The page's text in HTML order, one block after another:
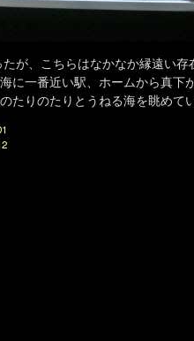
が、こちらはなかなか縁遠い
一番近い駅、ホームから真
りのたりとうねる海を眺めて